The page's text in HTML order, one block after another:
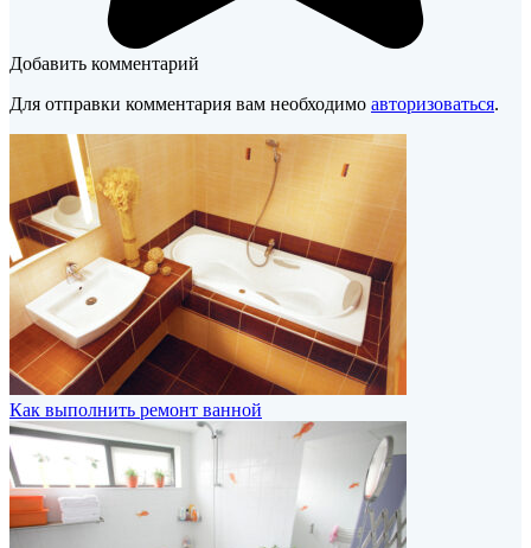
Добавить комментарий
Для отправки комментария вам необходимо авторизоваться.
Как выполнить ремонт ванной